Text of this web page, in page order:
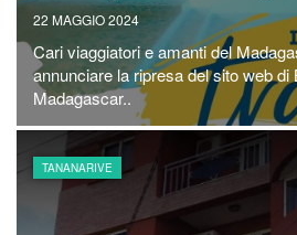
22 MAGGIO 2024
Cari viaggiatori e amanti del
annunciare la ripresa del sito web di
Madagascar..
TANANARIVE